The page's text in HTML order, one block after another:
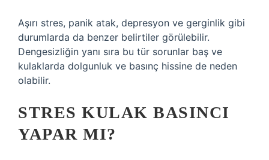
Aşırı stres, panik atak, depresyon ve gerginlik gibi
durumlarda da benzer belirtiler görülebilir.
Dengesizliğin yanı sıra bu tür sorunlar baş ve
kulaklarda dolgunluk ve basınç hissine de neden
olabilir.
STRES KULAK BASINCI
YAPAR MI?